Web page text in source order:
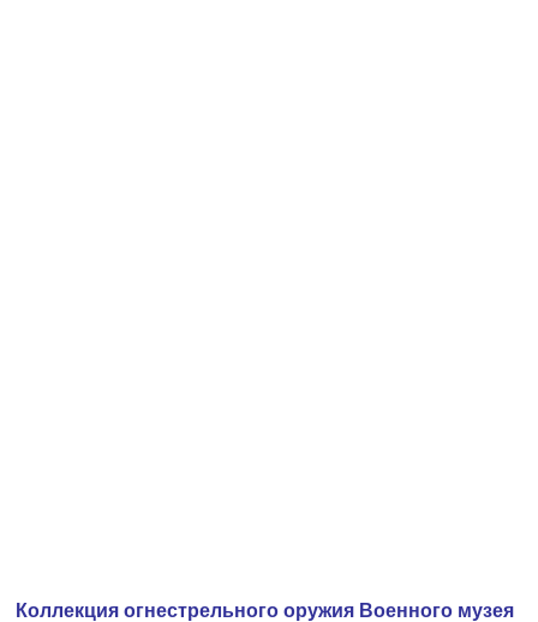
Коллекция огнестрельного оружия Военного музея